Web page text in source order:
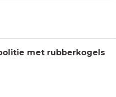
met rubberkogels